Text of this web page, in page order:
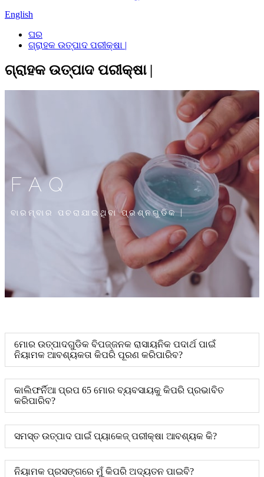
English
ଘର
ଗ୍ରାହକ ଉତ୍ପାଦ ପରୀକ୍ଷା |
ଗ୍ରାହକ ଉତ୍ପାଦ ପରୀକ୍ଷା |
FAQ
ବାରମ୍ବାର ପଚରାଯାଇଥିବା ପ୍ରଶ୍ନଗୁଡିକ |
ମୋର ଉତ୍ପାଦଗୁଡିକ ବିପଜ୍ଜନକ ରାସାୟନିକ ପଦାର୍ଥ ପାଇଁ
ନିୟାମକ ଆବଶ୍ୟକତା କିପରି ପୂରଣ କରିପାରିବ?
କାଲିଫର୍ନିଆ ପ୍ରପ 65 ମୋର ବ୍ୟବସାୟକୁ କିପରି ପ୍ରଭାବିତ
କରିପାରିବ?
ସମସ୍ତ ଉତ୍ପାଦ ପାଇଁ ପ୍ୟାକେଜ୍ ପରୀକ୍ଷା ଆବଶ୍ୟକ କି?
ନିୟାମକ ପ୍ରସଙ୍ଗରେ ମୁଁ କିପରି ଅଦ୍ୟତନ ପାଇବି?